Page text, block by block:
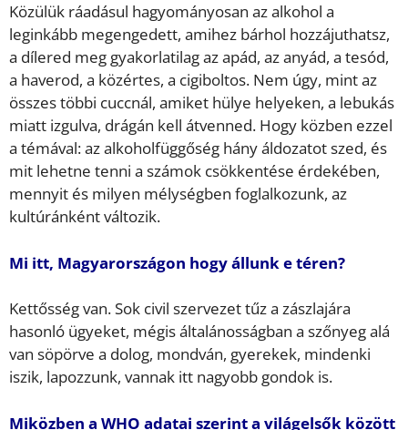
Közülük ráadásul hagyományosan az alkohol a
leginkább megengedett, amihez bárhol hozzájuthatsz,
a dílered meg gyakorlatilag az apád, az anyád, a tesód,
a haverod, a közértes, a cigiboltos. Nem úgy, mint az
összes többi cuccnál, amiket hülye helyeken, a lebukás
miatt izgulva, drágán kell átvenned. Hogy közben ezzel
a témával: az alkoholfüggőség hány áldozatot szed, és
mit lehetne tenni a számok csökkentése érdekében,
mennyit és milyen mélységben foglalkozunk, az
kultúránként változik.
Mi itt, Magyarországon hogy állunk e téren?
Kettősség van. Sok civil szervezet tűz a zászlajára
hasonló ügyeket, mégis általánosságban a szőnyeg alá
van söpörve a dolog, mondván, gyerekek, mindenki
iszik, lapozzunk, vannak itt nagyobb gondok is.
Miközben a WHO adatai szerint a világelsők között